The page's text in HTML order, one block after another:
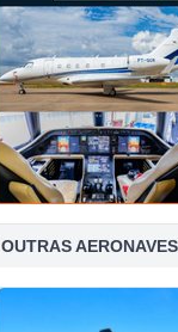
OUTRAS